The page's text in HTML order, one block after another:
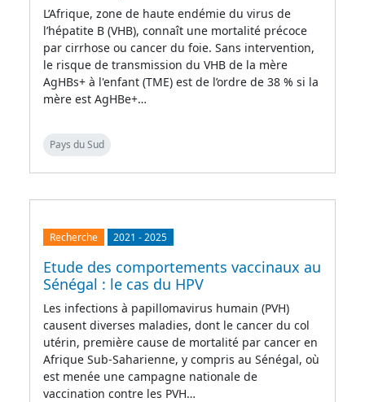
L’Afrique, zone de haute endémie du virus de
l’hépatite B (VHB), connaît une mortalité précoce
par cirrhose ou cancer du foie. Sans intervention,
le risque de transmission du VHB de la mère
AgHBs+ à l'enfant (TME) est de l’ordre de 38 % si la
mère est AgHBe+…
Pays du Sud
Recherche 2021 -2025
Etude des comportements vaccinaux au
Sénégal : le cas du HPV
Les infections à papillomavirus humain (PVH)
causent diverses maladies, dont le cancer du col
utérin, première cause de mortalité par cancer en
Afrique Sub-Saharienne, y compris au Sénégal, où
est menée une campagne nationale de
vaccination contre les PVH…